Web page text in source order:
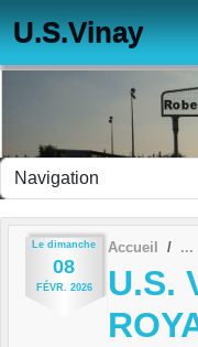
U.S.Vinay
Le dimanche
08
FÉVR. 2026
Accueil
U.S.